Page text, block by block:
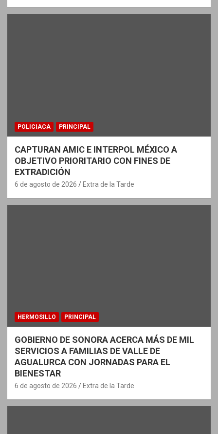
POLICIACA PRINCIPAL
CAPTURAN AMIC E INTERPOL MÉXICO A
OBJETIVO PRIORITARIO CON FINES DE
EXTRADICIÓN
6 de agosto de 2026 Extra de la Tarde
HERMOSILLO PRINCIPAL
GOBIERNO DE SONORA ACERCA MÁS DE MIL
SERVICIOS A FAMILIAS DE VALLE DE
AGUALURCA CON JORNADAS PARA EL
BIENESTAR
6 de agosto de 2026 Extra de la Tarde